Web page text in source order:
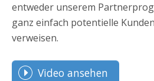
entweder unserem
ganz einfach potentielle
verweisen.
Video ansehen